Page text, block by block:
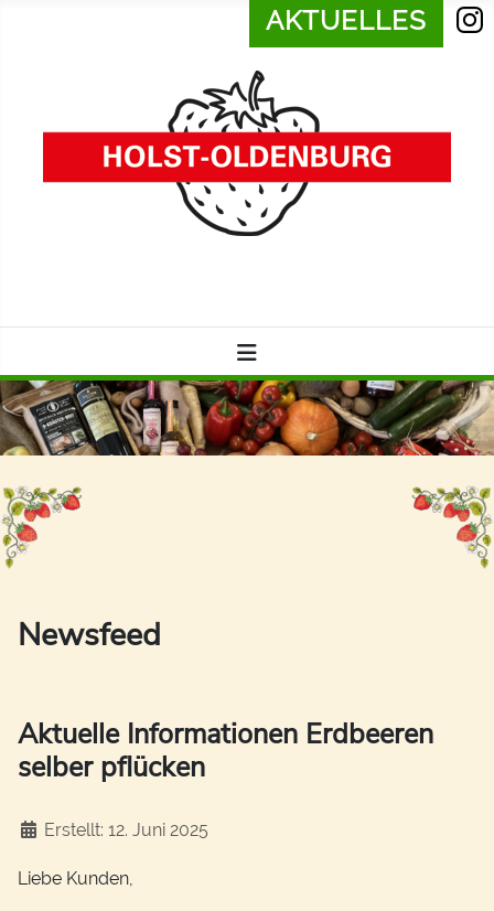
AKTUELLES
Newsfeed
Aktuelle Informationen Erdbeeren
selber pflücken
DetailsErstellt: 12. Juni 2025
Liebe Kunden,